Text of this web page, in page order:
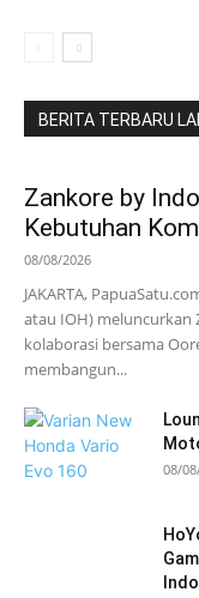
BERITA TERBARU
Zankore by
Kebutuhan
08/08/2026
JAKARTA,
atau IOH) meluncurkan
kolaborasi bersama
membangun...
08/